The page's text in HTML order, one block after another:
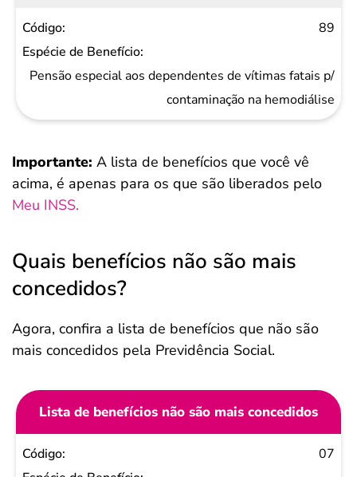
89
Pensão especial aos dependentes de vítimas fatais p/
contaminação na hemodiálise
Importante: A lista de benefícios que você vê
acima, é apenas para os que são liberados pelo
Meu INSS.
Quais benefícios não são mais
concedidos?
Agora, confira a lista de benefícios que não são
mais concedidos pela Previdência Social.
Lista de benefícios não são mais concedidos
Código
07